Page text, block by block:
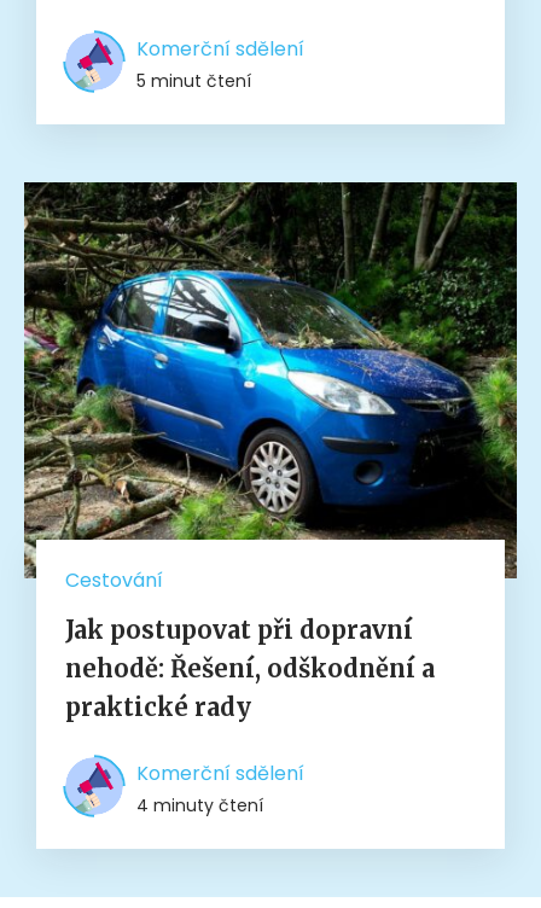
Komerční sdělení
5 minut čtení
Cestování
Jak postupovat při dopravní
nehodě: Řešení, odškodnění a
praktické rady
Komerční sdělení
4 minuty čtení